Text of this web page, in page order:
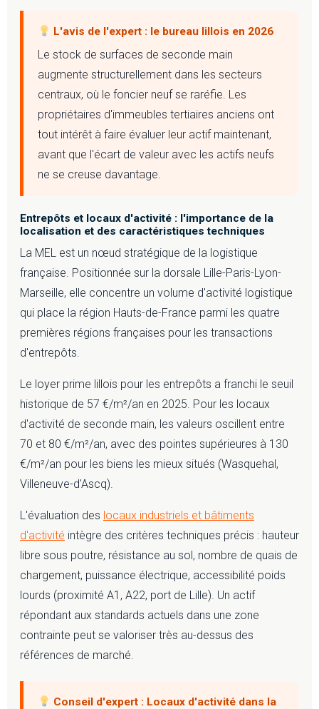
L'avis de l'expert : le bureau lillois en 2026
Le stock de surfaces de seconde main
augmente structurellement dans les secteurs
centraux, où le foncier neuf se raréfie. Les
propriétaires d'immeubles tertiaires anciens ont
tout intérêt à faire évaluer leur actif maintenant,
avant que l'écart de valeur avec les actifs neufs
ne se creuse davantage.
Entrepôts et locaux d'activité : l'importance de la
localisation et des caractéristiques techniques
La MEL est un nœud stratégique de la logistique
française. Positionnée sur la dorsale Lille-Paris-Lyon-
Marseille, elle concentre un volume d'activité logistique
qui place la région Hauts-de-France parmi les quatre
premières régions françaises pour les transactions
d'entrepôts.
Le loyer prime lillois pour les entrepôts a franchi le seuil
historique de 57 €/m²/an en 2025. Pour les locaux
d'activité de seconde main, les valeurs oscillent entre
70 et 80 €/m²/an, avec des pointes supérieures à 130
€/m²/an pour les biens les mieux situés (Wasquehal,
Villeneuve-d'Ascq).
L'évaluation des locaux industriels et bâtiments
d'activité intègre des critères techniques précis : hauteur
libre sous poutre, résistance au sol, nombre de quais de
chargement, puissance électrique, accessibilité poids
lourds (proximité A1, A22, port de Lille). Un actif
répondant aux standards actuels dans une zone
contrainte peut se valoriser très au-dessus des
références de marché.
Conseil d'expert : Locaux d'activité dans la